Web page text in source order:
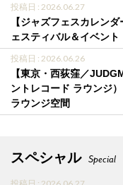
投稿日 : 2026.06.27
【ジャズフェスカレン
ェスティバル＆イベント
投稿日 : 2026.06.26
【東京・西荻窪／
ントレコード ラウンジ
ラウンジ空間
スペシャル Special